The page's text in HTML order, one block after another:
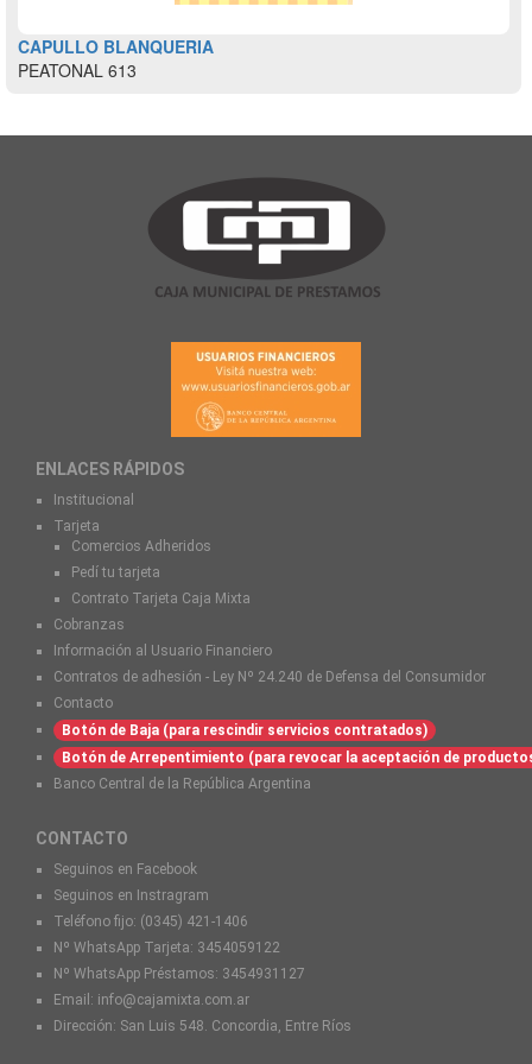
CAPULLO BLANQUERIA
PEATONAL 613
ENLACES RÁPIDOS
Institucional
Tarjeta
Comercios Adheridos
Pedí tu tarjeta
Contrato Tarjeta Caja Mixta
Cobranzas
Información al Usuario Financiero
Contratos de adhesión - Ley Nº 24.240 de Defensa del Consumidor
Contacto
Botón de Baja (para rescindir servicios contratados)
Botón de Arrepentimiento (para revocar la aceptación de
Banco Central de la República Argentina
CONTACTO
Seguinos en Facebook
Seguinos en Instragram
Teléfono fijo: (0345) 421-1406
Nº WhatsApp Tarjeta: 3454059122
Nº WhatsApp Préstamos: 3454931127
Email: info@cajamixta.com.ar
Dirección: San Luis 548. Concordia, Entre Ríos